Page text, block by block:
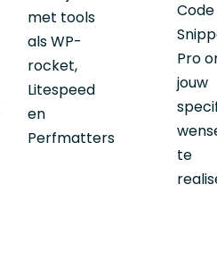
met tools
als WP-
rocket,
Litespeed
en
Perfmatters
Code
Pro
jouw
te